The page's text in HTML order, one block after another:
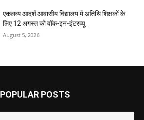
एकलव्य आदर्श आवासीय विद्यालय में अतिथि शिक्षकों के
लिए 12 अगस्त को वॉक-इन-इंटरव्यू
August 5, 2026
POPULAR POSTS